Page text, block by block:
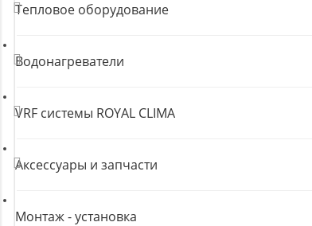
Тепловое оборудование
Водонагреватели
VRF системы ROYAL CLIMA
Аксессуары и запчасти
Монтаж - установка